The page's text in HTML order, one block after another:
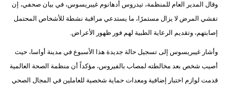
علوم
وتكنولوجيا
مدوَّنات
وقال المدير العام للمنظمة، تيدروس أدهانوم غيبريسوس، في بيان صحفي، إن
تفشي المرض لا يزال مستمرًا، ما يستدعي مراقبة نشطة للأشخاص المحتمل
إصابتهم، وتقديم الرعاية الطبية لهم فور ظهور الأعراض.
وأشار غيبريسوس إلى تسجيل حالة جديدة هذا الأسبوع في مدينة أواسا، حيث
أصيب شخص بعد مخالطته لمصاب بالفيروس، مؤكداً أن منظمة الصحة العالمية
قدمت لوازم اختبار إضافية ومعدات حماية شخصية للعاملين في المجال الصحي